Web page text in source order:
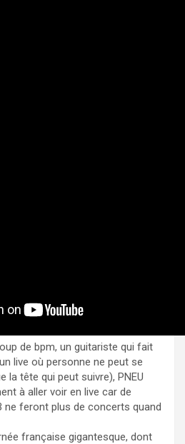
de bpm, un guitariste qui fait
live où personne ne peut se
la tête qui peut suivre), PNEU
à aller voir en live car de
feront plus de concerts quand
française gigantesque, dont